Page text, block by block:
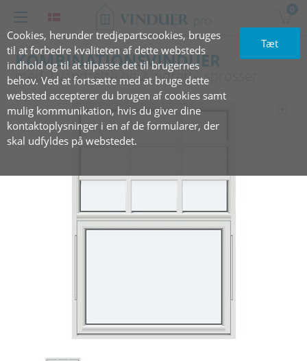
Cookies, herunder tredjepartscookies, bruges
til at forbedre kvaliteten af dette websteds
indhold og til at tilpasse det til brugernes
behov. Ved at fortsætte med at bruge dette
websted accepterer du brugen af cookies samt
mulig kommunikation, hvis du giver dine
kontaktoplysninger i en af de formularer, der
skal udfyldes på webstedet.
Tæt
0
KOMBINATIONSVINDUER
med 2‏‏‎ ‎vandret‏‏‎te ‎og‏‏‎ ‎2 lodrette‏‏‎ ‎sprosser